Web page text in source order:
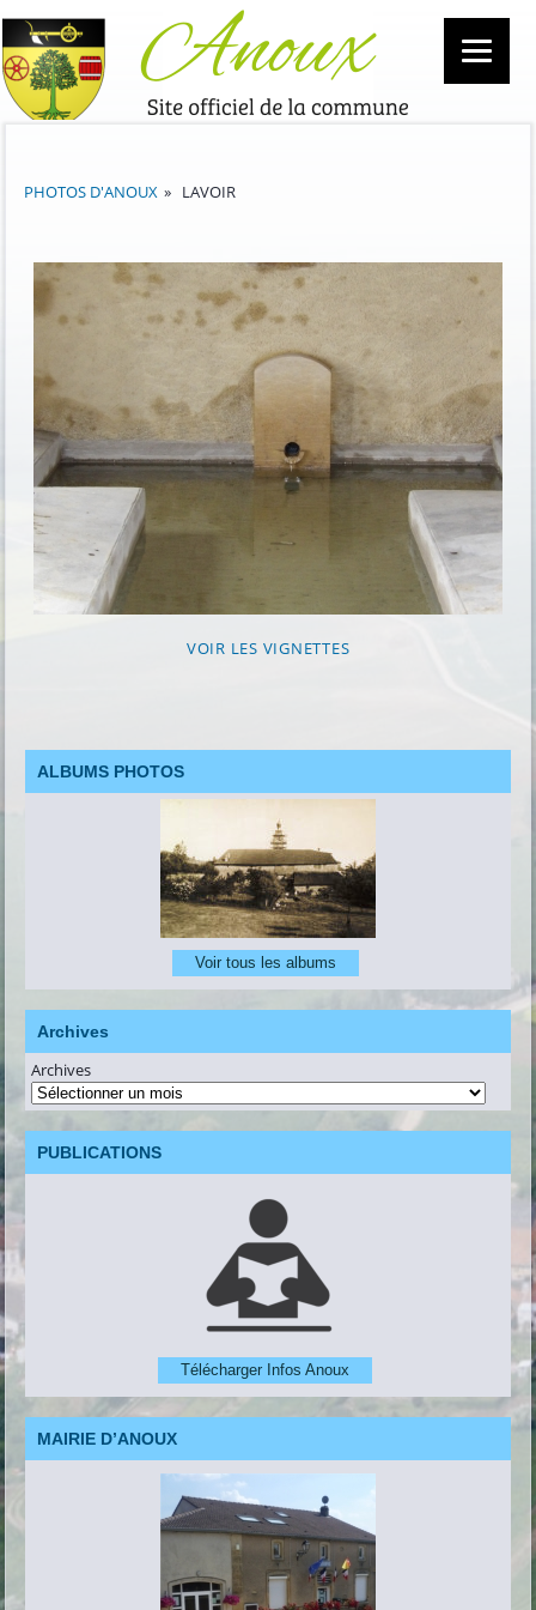
PHOTOS D'ANOUX » LAVOIR
VOIR LES VIGNETTES
ALBUMS PHOTOS
Voir tous les albums
Archives
Archives
PUBLICATIONS
Télécharger Infos Anoux
MAIRIE D’ANOUX